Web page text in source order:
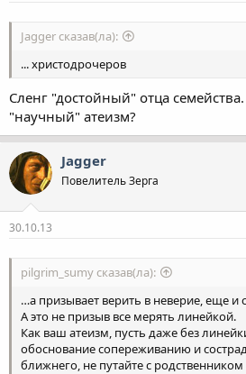
Jagger сказав(ла):
... христодрочеров
Сленг "достойный" отца
"научный" атеизм?
Jagger
Повелитель Зерга
30.10.13
pilgrim_sumy сказав(ла):
…а призывает верить в неверие, еще и
А это не призыв все мерять линейкой.
Как ваш атеизм, пусть даже без
обоснование сопереживанию и
ближнего, не путайте с